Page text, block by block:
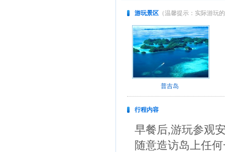
游玩景区（温馨提示：实际游玩
普吉岛
行程内容
早餐后,游玩参观
随意造访岛上任